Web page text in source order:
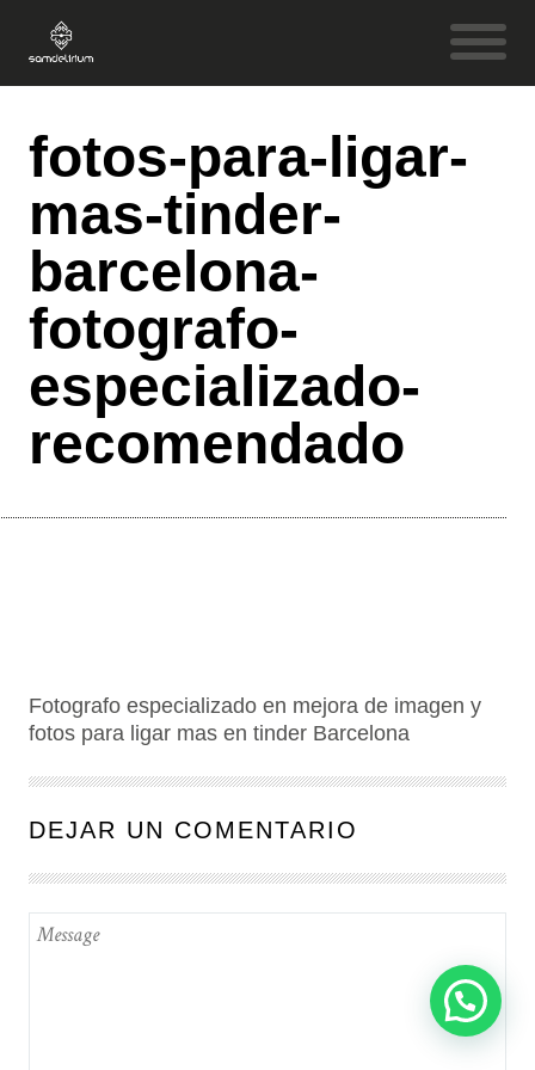
fotos-para-ligar-
mas-tinder-
barcelona-
fotografo-
especializado-
recomendado
Fotografo especializado en mejora de imagen y
fotos para ligar mas en tinder Barcelona
DEJAR UN COMENTARIO